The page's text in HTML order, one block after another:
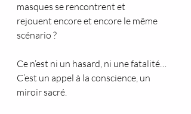
masques se rencontrent et
rejouent encore et encore le même
scénario ?
Ce n’est ni un hasard, ni une fatalité…
C’est un appel à la conscience, un
miroir sacré.